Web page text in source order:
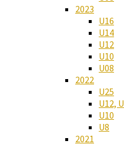
2023
U16
U14
U12
U10
U08
2022
U25
U12,
U10
U8
2021